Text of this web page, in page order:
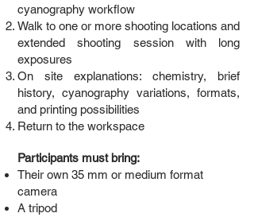
cyanography workflow
Walk to one or more shooting locations and
extended shooting session with long
exposures
On site explanations: chemistry, brief
history, cyanography variations, formats,
and printing possibilities
Return to the workspace
Participants must bring:
Their own 35 mm or medium format
camera
A tripod